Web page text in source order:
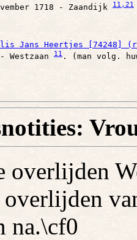
1718 - Zaandijk
11 ,21
Jans Heertjes [74248]
Westzaan
11
overlijden
na.\cf0